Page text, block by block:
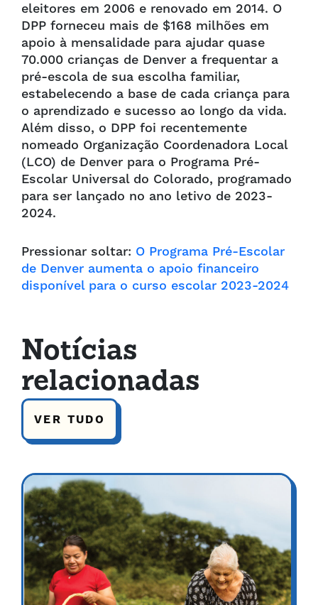
eleitores em 2006 e renovado em 2014. O
DPP forneceu mais de $168 milhões em
apoio à mensalidade para ajudar quase
70.000 crianças de Denver a frequentar a
pré-escola de sua escolha familiar,
estabelecendo a base de cada criança para
o aprendizado e sucesso ao longo da vida.
Além disso, o DPP foi recentemente
nomeado Organização Coordenadora Local
(LCO) de Denver para o Programa Pré-
Escolar Universal do Colorado, programado
para ser lançado no ano letivo de 2023-
2024.
Pressionar soltar: O Programa Pré-Escolar
de Denver aumenta o apoio financeiro
disponível para o curso escolar 2023-2024
Notícias
relacionadas
VER TUDO